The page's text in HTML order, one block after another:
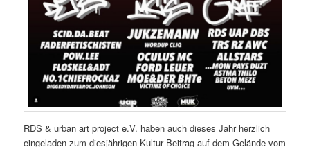
RDS & urban art project e.V. haben auch dieses Jahr herzlich
eingeladen zum diesjährigen Kultur Beitrag auf dem Gelände vom